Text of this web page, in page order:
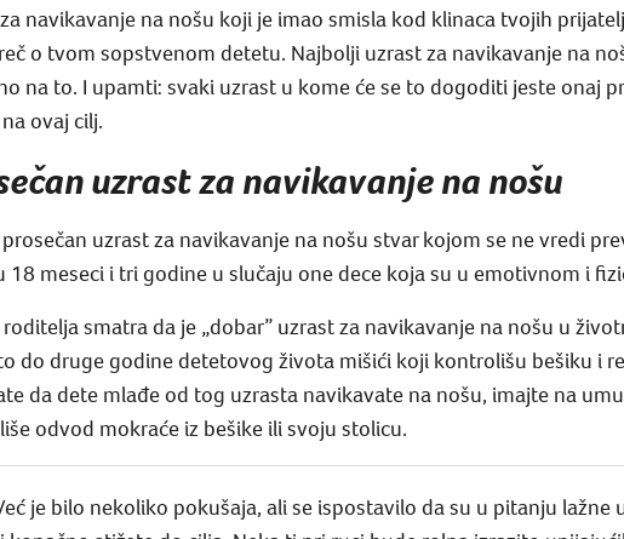
navikavanje na nošu koji je imao smisla kod klinaca tvojih
o tvom sopstvenom detetu. Najbolji uzrast za navikavanje na
na to. I upamti: svaki uzrast u kome će se to dogoditi jeste onaj
ovaj cilj.
uzrast za navikavanje na nošu
uzrast za navikavanje na nošu stvar kojom se ne vredi
18 meseci i tri godine u slučaju one dece koja su u emotivnom i
roditelja smatra da je „dobar” uzrast za navikavanje na nošu u
do druge godine detetovog života mišići koji kontrolišu bešiku i
da dete mlađe od tog uzrasta navikavate na nošu, imajte na
odvod mokraće iz bešike ili svoju stolicu.
je bilo nekoliko pokušaja, ali se ispostavilo da su u pitanju